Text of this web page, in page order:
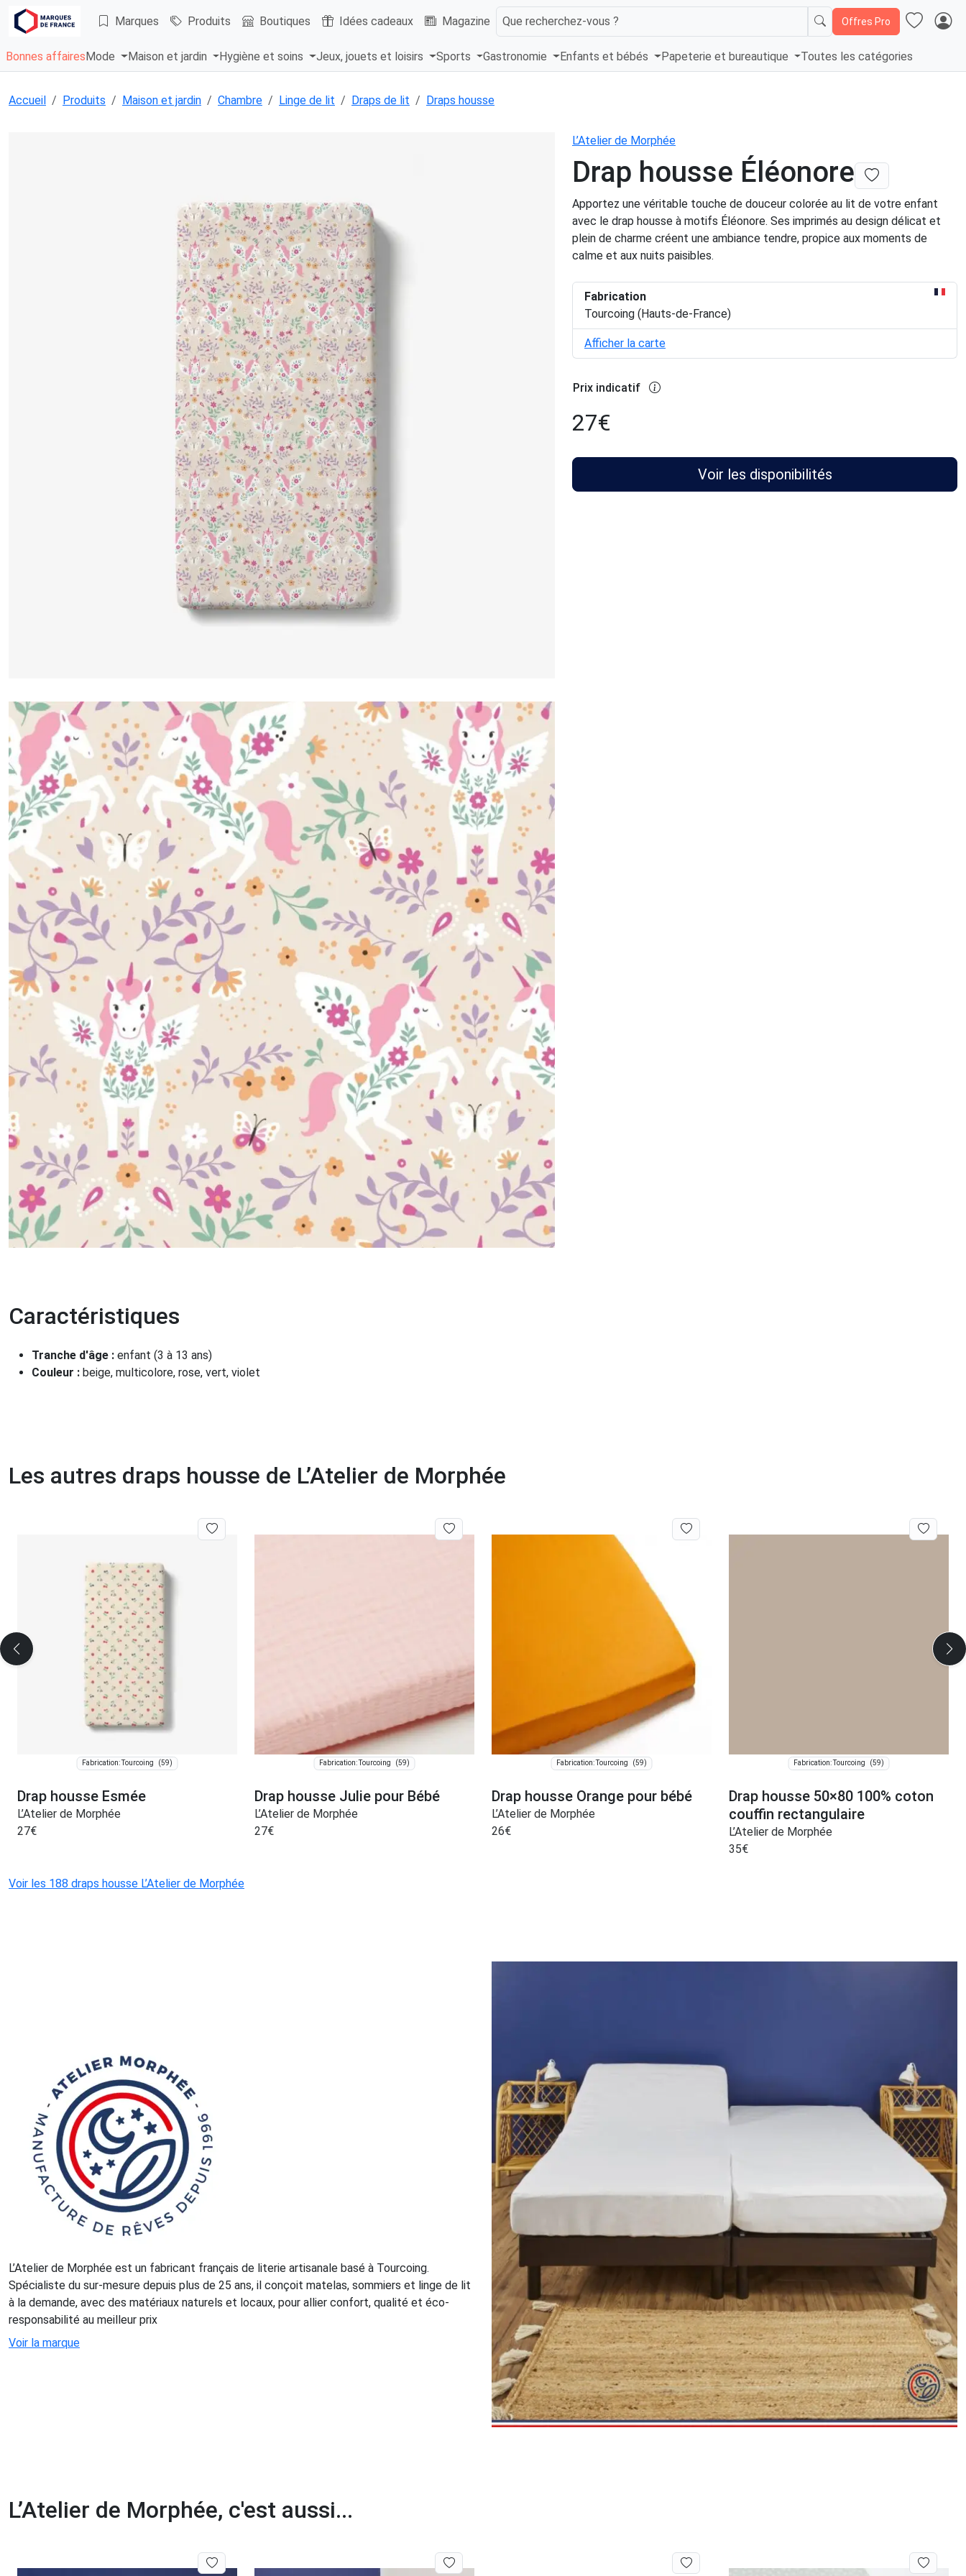
Marques Produits Boutiques Idées cadeaux Magazine Que recherchez-vous ? Offres Pro
Bonnes affaires Mode Maison et jardin Hygiène et soins Jeux, jouets et loisirs Sports Gastronomie Enfants et bébés Papeterie et bureautique Toutes les catégories
Accueil Produits Maison et jardin Chambre Linge de lit Draps de lit Draps housse
L’Atelier de Morphée
Drap housse Éléonore
Apportez une véritable touche de douceur colorée au lit de votre enfant
avec le drap housse à motifs Éléonore. Ses imprimés au design délicat et
plein de charme créent une ambiance tendre, propice aux moments de
calme et aux nuits paisibles.
Fabrication
Tourcoing (Hauts-de-France)
Afficher la carte
Prix indicatif
27€
Voir les disponibilités
Caractéristiques
Tranche d'âge : enfant (3 à 13 ans)
Couleur : beige, multicolore, rose, vert, violet
Les autres draps housse de L’Atelier de Morphée
Fabrication: Tourcoing (59)
Drap housse Esmée
L’Atelier de Morphée
27€
Fabrication: Tourcoing (59)
Drap housse Julie pour Bébé
L’Atelier de Morphée
27€
Fabrication: Tourcoing (59)
Drap housse Orange pour bébé
L’Atelier de Morphée
26€
Fabrication: Tourcoing (59)
Drap housse 50×80 100% coton
couffin rectangulaire
L’Atelier de Morphée
35€
Voir les 188 draps housse L’Atelier de Morphée
L’Atelier de Morphée est un fabricant français de literie artisanale basé à Tourcoing.
Spécialiste du sur-mesure depuis plus de 25 ans, il conçoit matelas, sommiers et linge de lit
à la demande, avec des matériaux naturels et locaux, pour allier confort, qualité et éco-
responsabilité au meilleur prix
Voir la marque
L’Atelier de Morphée, c'est aussi...